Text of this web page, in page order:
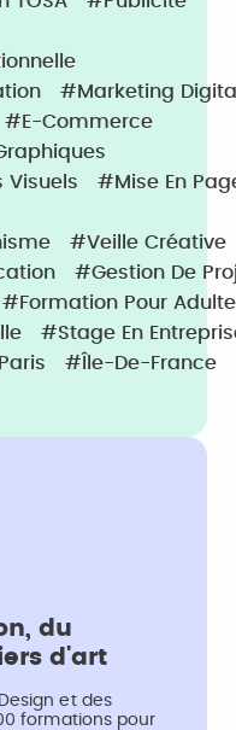
#Marketing
#E-Commerce
Visuels
#Mise En
#Veille Créative
#Gestion De
#Formation Pour
#Stage En
#Île-De-France
du
d'art
et des
formations pour